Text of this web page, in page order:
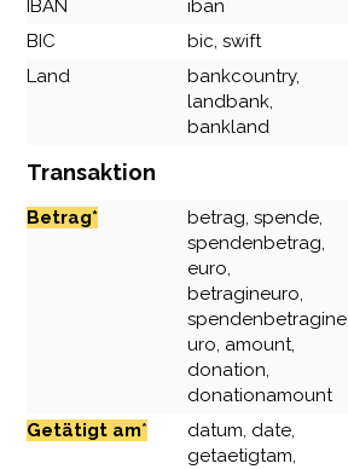
IBAN iban
BIC
bic, swift
Land
bankcountry,
landbank,
bankland
Transaktion
Betrag*
betrag, spende,
spendenbetrag,
euro,
betragineuro,
spendenbetragine
uro, amount,
donation,
donationamount
Getätigt am*
datum, date,
getaetigtam,